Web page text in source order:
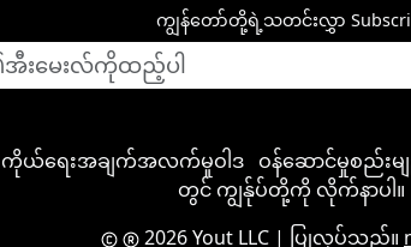
ကျွန်တော်တို့ရဲ့သတင်းလွှာ
ကိုယ်ရေးအချက်အလက်မူဝါဒ ဝန်ဆောင်မှုစည်းမျ
တွင် ကျွန်ုပ်တို့ကို လိုက်နာပါ။
2026 Yout LLC | ပြုလုပ်သည်။